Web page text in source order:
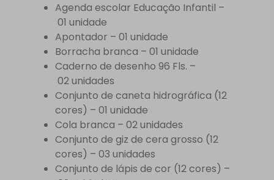
Agenda escolar Educação Infantil –
01 unidade
Apontador – 01 unidade
Borracha branca – 01 unidade
Caderno de desenho 96 Fls. –
02 unidades
Conjunto de caneta hidrográfica (12
cores) – 01 unidade
Cola branca – 02 unidades
Conjunto de giz de cera grosso (12
cores) – 03 unidades
Conjunto de lápis de cor (12 cores) –